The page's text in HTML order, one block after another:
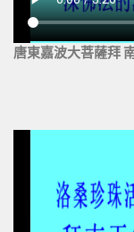
唐東嘉波大菩薩拜